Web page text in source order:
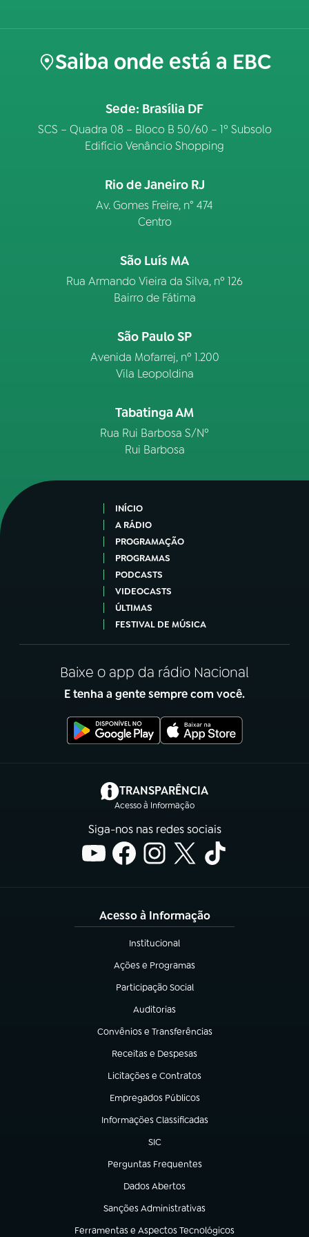
Saiba onde está a EBC
Sede: Brasília DF
SCS – Quadra 08 – Bloco B 50/60 – 1º Subsolo
Edifício Venâncio Shopping
Rio de Janeiro RJ
Av. Gomes Freire, n° 474
Centro
São Luís MA
Rua Armando Vieira da Silva, nº 126
Bairro de Fátima
São Paulo SP
Avenida Mofarrej, nº 1.200
Vila Leopoldina
Tabatinga AM
Rua Rui Barbosa S/Nº
Rui Barbosa
INÍCIO
A RÁDIO
PROGRAMAÇÃO
PROGRAMAS
PODCASTS
VIDEOCASTS
ÚLTIMAS
FESTIVAL DE MÚSICA
Baixe o app da rádio Nacional
E tenha a gente sempre com você.
TRANSPARÊNCIA
Acesso à Informação
(abre em nova aba)
Siga-nos nas redes sociais
Acesso à Informação
Institucional
(abre em nova aba)
Ações e Programas
(abre em nova aba)
Participação Social
(abre em nova aba)
Auditorias
(abre em nova aba)
Convênios e Transferências
(abre em nova aba)
Receitas e Despesas
(abre em nova aba)
Licitações e Contratos
(abre em nova aba)
Empregados Públicos
(abre em nova aba)
Informações Classificadas
(abre em nova aba)
SIC
(abre em nova aba)
Perguntas Frequentes
(abre em nova aba)
Dados Abertos
(abre em nova aba)
Sanções Administrativas
(abre em nova aba)
Ferramentas e Aspectos Tecnológicos